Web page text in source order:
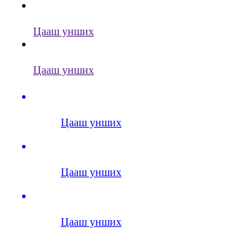
Цааш унших
Цааш унших
Цааш унших
Цааш унших
Цааш унших